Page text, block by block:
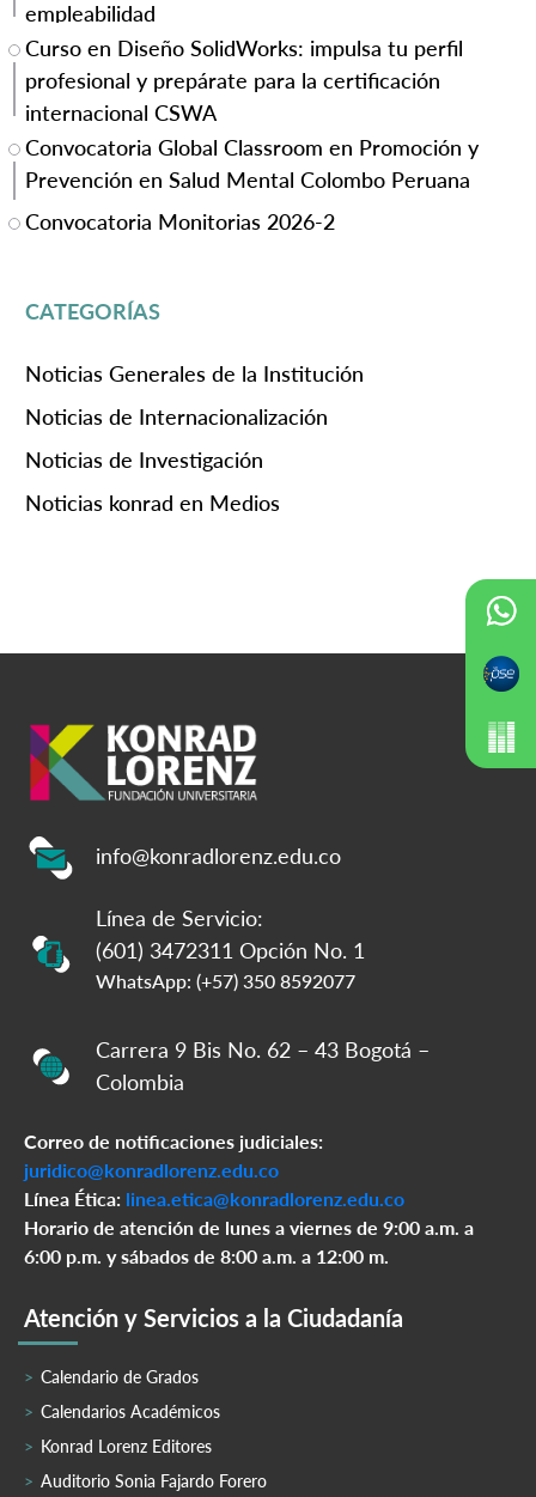
empleabilidad
Curso en Diseño SolidWorks: impulsa tu perfil
profesional y prepárate para la certificación
internacional CSWA
Convocatoria Global Classroom en Promoción y
Prevención en Salud Mental Colombo Peruana
Convocatoria Monitorias 2026-2
CATEGORÍAS
Noticias Generales de la Institución
Noticias de Internacionalización
Noticias de Investigación
Noticias konrad en Medios
info@konradlorenz.edu.co
Línea de Servicio:
(601) 3472311 Opción No. 1
WhatsApp: (+57) 350 8592077
Carrera 9 Bis No. 62 – 43 Bogotá –
Colombia
Correo de notificaciones judiciales:
juridico@konradlorenz.edu.co
Línea Ética: linea.etica@konradlorenz.edu.co
Horario de atención de lunes a viernes de 9:00 a.m. a
6:00 p.m. y sábados de 8:00 a.m. a 12:00 m.
Atención y Servicios a la Ciudadanía
Calendario de Grados
Calendarios Académicos
Konrad Lorenz Editores
Auditorio Sonia Fajardo Forero